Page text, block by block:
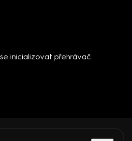
inicializovat přehrávač